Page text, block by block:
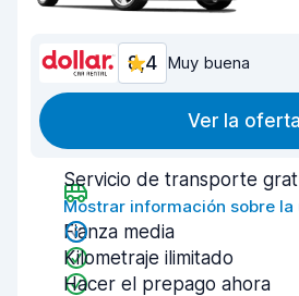
8,4 Muy buena
Ver la oferta
Servicio de transporte
Mostrar información sobre la
Fianza media
Kilometraje ilimitado
Hacer el prepago ahora